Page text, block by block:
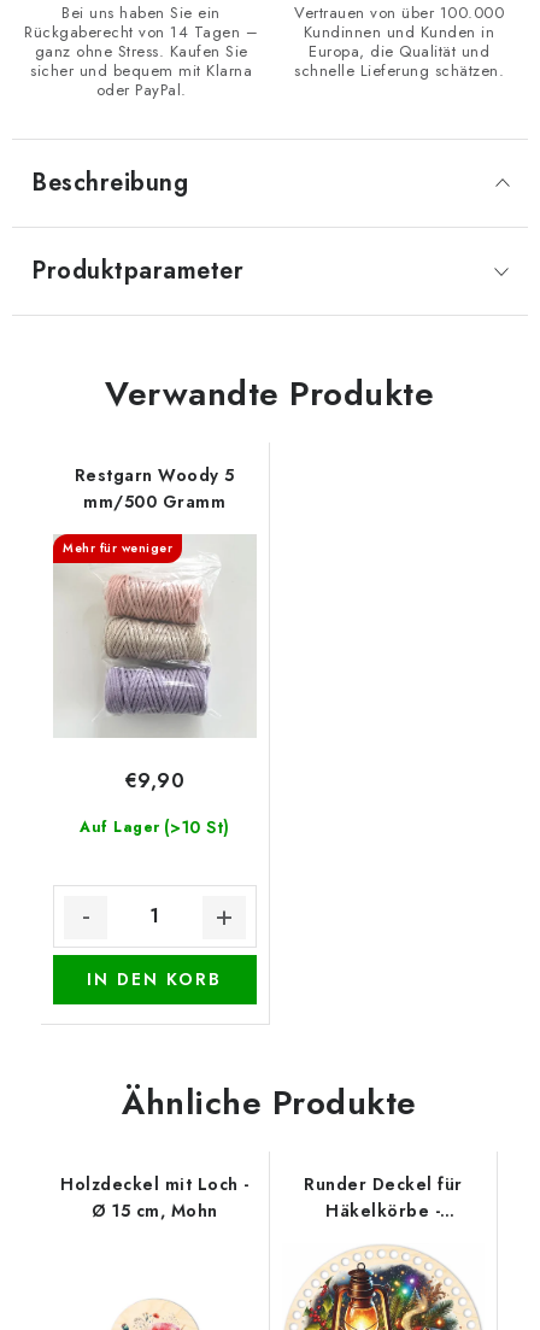
Bei uns haben Sie ein
Rückgaberecht von 14 Tagen –
ganz ohne Stress. Kaufen Sie
sicher und bequem mit Klarna
oder PayPal.
Vertrauen von über 100.000
Kundinnen und Kunden in
Europa, die Qualität und
schnelle Lieferung schätzen.
Beschreibung
Produktparameter
Verwandte Produkte
Restgarn Woody 5
mm/500 Gramm
Mehr für weniger
Auf Lager (>10 St)
€9,90
IN DEN KORB
Ähnliche Produkte
Holzdeckel mit Loch -
Ø 15 cm, Mohn
Runder Deckel für
Häkelkörbe -
Stillleben